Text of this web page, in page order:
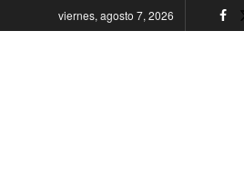
viernes, agosto 7, 2026